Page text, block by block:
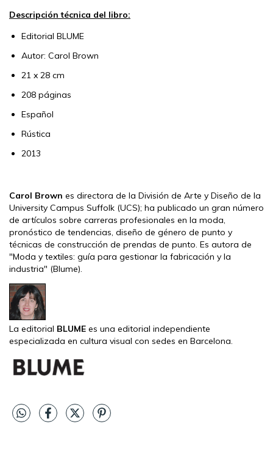
Descripción técnica del libro:
Editorial BLUME
Autor: Carol Brown
21 x 28 cm
208 páginas
Español
Rústica
2013
Carol Brown es directora de la División de Arte y Diseño de la
University Campus Suffolk (UCS); ha publicado un gran número
de artículos sobre carreras profesionales en la moda,
pronóstico de tendencias, diseño de género de punto y
técnicas de construcción de prendas de punto. Es autora de
"Moda y textiles: guía para gestionar la fabricación y la
industria" (Blume).
La editorial BLUME es una editorial independiente
especializada en cultura visual con sedes en Barcelona.